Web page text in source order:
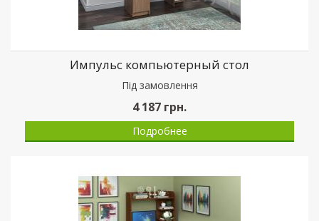
Импульс компьютерный стол
Пiд замовлення
4 187 грн.
Подробнее